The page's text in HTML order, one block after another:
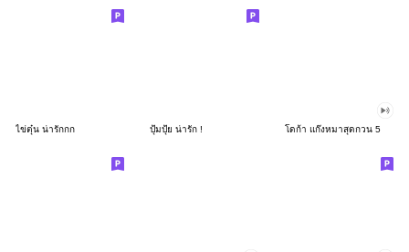
ไข่ตุ๋น น่ารักกก ปุ้มปุ้ย น่ารัก ! โดก้า แก๊งหมาสุดกวน 5